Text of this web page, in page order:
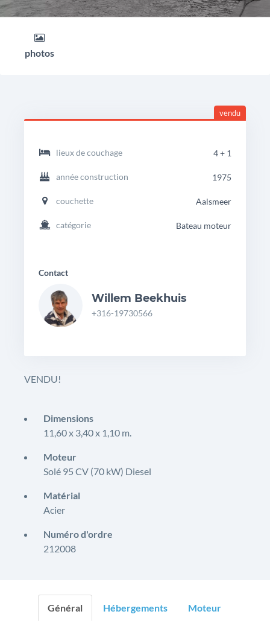
photos
headingdetails
Rondspant
Motorjacht
1160
vendu
lieux de couchage 4 + 1
année construction 1975
couchette Aalsmeer
catégorie Bateau moteur
Contact
Willem Beekhuis
+316-19730566
VENDU!
Dimensions
11,60 x 3,40 x 1,10 m.
Moteur
Solé 95 CV (70 kW) Diesel
Matérial
Acier
Numéro d'ordre
212008
Général Hébergements Moteur